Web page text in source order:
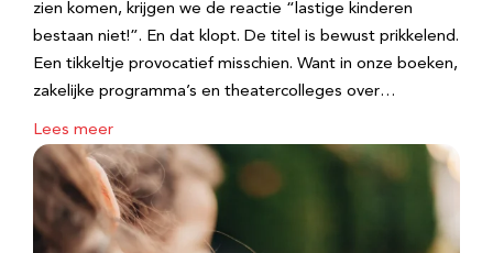
zien komen, krijgen we de reactie “lastige kinderen
bestaan niet!”. En dat klopt. De titel is bewust prikkelend.
Een tikkeltje provocatief misschien. Want in onze boeken,
zakelijke programma’s en theatercolleges over…
Lees meer